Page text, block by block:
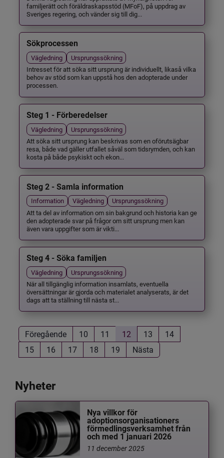
familjerätt och föräldraskapsstöd (MFoF), på uppdrag av
Sveriges regering, och vänder sig till dig...
Sökprocessen
Vägledning
Ursprungssökning
Intresset för att söka sitt ursprung är individuellt, likaså vilka
behov av stöd som kan uppstå hos den adopterade under
processen.
Steg 1 - Förberedelser
Vägledning
Ursprungssökning
Att söka sitt ursprung kan beskrivas som en oförutsägbar
resa, både vad gäller utfallet såväl som tidsrymden, och kan
kosta på både psykiskt och ekon...
Steg 2 - Samla information
Information Vägledning
Ursprungssökning
Att ta del av information om sin bakgrund och historia kan ge
den adopterade svar på frågor om sitt ursprung men kan
även vara uppgifter som är vikti...
Steg 4 - Söka familjen
Vägledning
Ursprungssökning
När all tillgänglig information insamlats, eventuella
översättningar är gjorda och materialet analyserats, är det
dags att ta ställning till nästa st...
Föregående 10 11 12 13
14
15
16 17 18 19 Nästa
Nyheter
Nya villkor för
adoptionsorganisationers
förmedlingsverksamhet från
och med 1 januari 2026
11 december 2025